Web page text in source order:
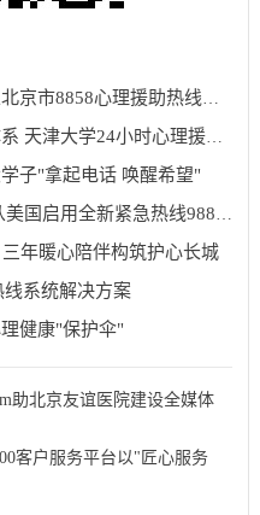
工欲善其事，必先利其器——从北京市8858心理援助热线启用谈起
打造特色化心理健康教育工作体系 天津大学24小时心理援助热线再升级
子"拿起电话 唤醒希望"
心理热线成公共卫生重中之重 从美国启用全新紧急热线988说起
年暖心陪伴构筑护心长城
系统解决方案
健康"保护伞"
助北京友谊医院建设全媒体
客户服务平台以"匠心服务